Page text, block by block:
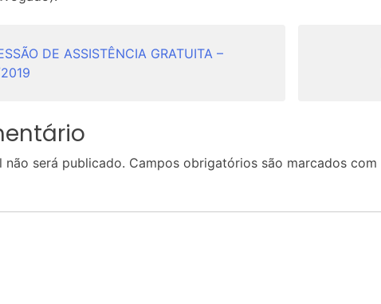
DE ASSISTÊNCIA GRATUITA –
não será publicado. Campos obrigatórios são marcados com